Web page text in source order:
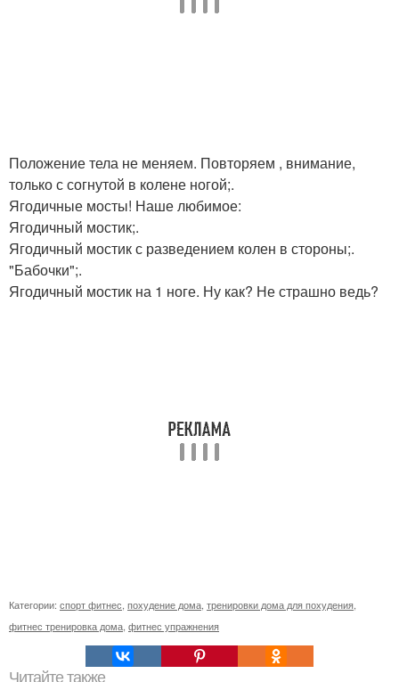
Положение тела не меняем. Повторяем , внимание,
только с согнутой в колене ногой;.
Ягодичные мосты! Наше любимое:
Ягодичный мостик;.
Ягодичный мостик с разведением колен в стороны;.
"Бабочки";.
Ягодичный мостик на 1 ноге. Ну как? Не страшно ведь?
Категории: спорт фитнес похудение дома тренировки дома для похудения
фитнес тренировка дома фитнес упражнения
Читайте также